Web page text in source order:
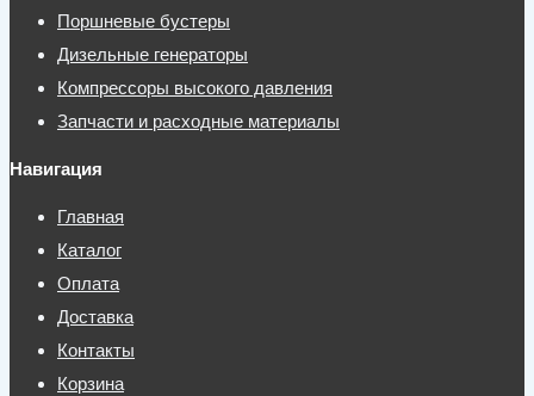
Поршневые бустеры
Дизельные генераторы
Компрессоры высокого давления
Запчасти и расходные материалы
Навигация
Главная
Каталог
Оплата
Доставка
Контакты
Корзина